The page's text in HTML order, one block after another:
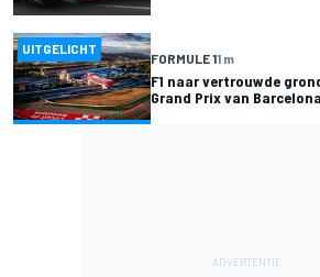
UITGELICHT
FORMULE 11 m
F1 naar vertrouwde
Grand Prix van Barcelona